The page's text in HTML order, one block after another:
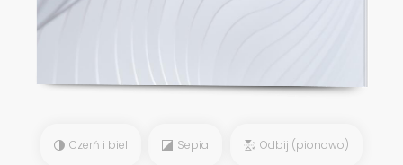
Czerń i biel Sepia Odbij (pionowo)